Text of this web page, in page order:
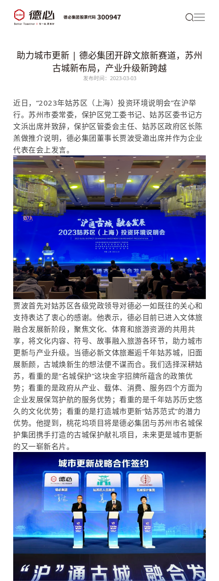
助力城市更新 | 德必集团开辟文旅新赛道，苏州
古城新布局，产业升级新跨越
发布时间：2023-03-03
近日，“2023年姑苏区（上海）投资环境说明会”在沪举
行。苏州市委常委，保护区党工委书记、姑苏区委书记方
文浜出席并致辞，保护区管委会主任、姑苏区政府区长陈
羔做推介说明， 德必集团董事长贾波受邀出席并作为企业
代表在会上发言。
贾波首先对姑苏区各级党政领导对德必一如既往的关心和
支持表达了衷心的感谢。他表示，德必目前已进入文体旅
融合发展新阶段，聚焦文化、体育和旅游资源的共用共
享，将文化内容、符号、故事融入旅游各环节，助力城市
更新与产业升级。当德必新文体旅邂逅千年姑苏城，旧面
展新颜，古城焕新生的想法便不谋而合。我们选择深耕姑
苏，看重的是“名城保护”这块金字招牌所蕴含的政策优
势；看重的是政府从产业、载体、消费、服务四个方面为
企业发展保驾护航的服务优势；看重的是千年姑苏历史悠
久的文化优势；看重的是打造城市更新“姑苏范式”的潜力
优势。他提到，桃花坞项目将是德必集团与苏州市名城保
护集团携手打造的古城保护献礼项目，未来更是城市更新
的又一崭新名片。